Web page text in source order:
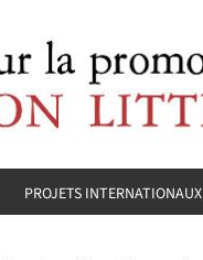
PROJETS INTERNATIONAUX